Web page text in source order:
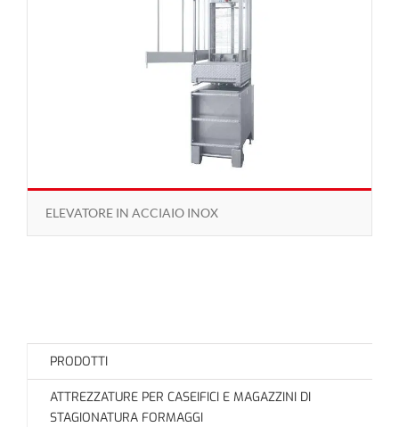
ELEVATORE IN ACCIAIO INOX
PRODOTTI
ATTREZZATURE PER CASEIFICI E MAGAZZINI DI
STAGIONATURA FORMAGGI